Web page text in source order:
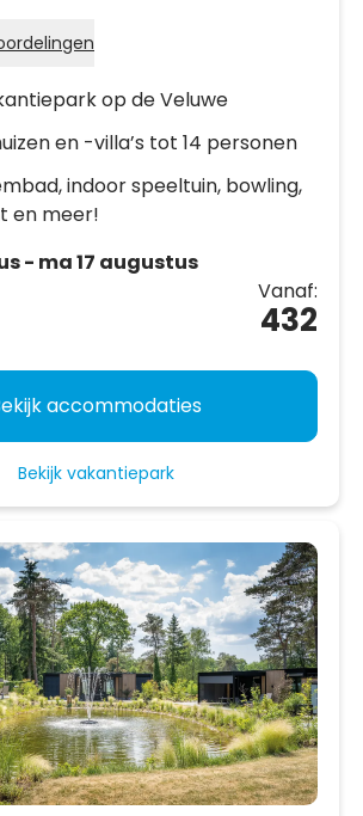
op de Veluwe
en -villa’s tot 14 personen
indoor speeltuin, bowling,
en meer!
- ma 17 augustus
Vanaf:
432
accommodaties
Bekijk vakantiepark